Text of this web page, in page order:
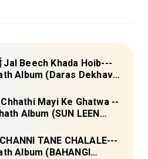
Jal Beech Khada Hoib---
Album (Daras Dekhava
Chhathi Mayi Ke Ghatwa --
Album (SUN LEEN
TANE CHALALE---
Album (BAHANGI